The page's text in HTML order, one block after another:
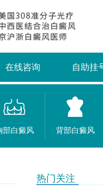
在线咨询 自助挂
部白癜风 背部白癜风
热门关注